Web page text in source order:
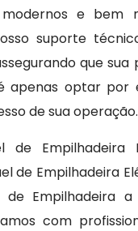
e bem
suporte
que
é apenas optar
de sua operação.
de
de Empilhadeira
de Empilhadeira
com